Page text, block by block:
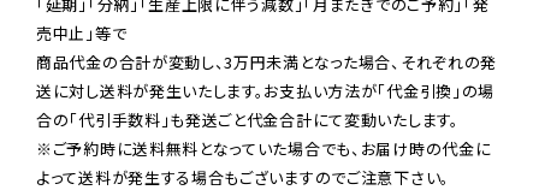
売中止」等で
商品代金の合計が変動し、3万円未満となった場合、それぞれの発
送に対し送料が発生いたします。お支払い方法が「代金引換」の場
※ご予約時に送料無料となっていた場合でも、お届け時の代金に
よって送料が発生する場合もございますのでご注意下さい。